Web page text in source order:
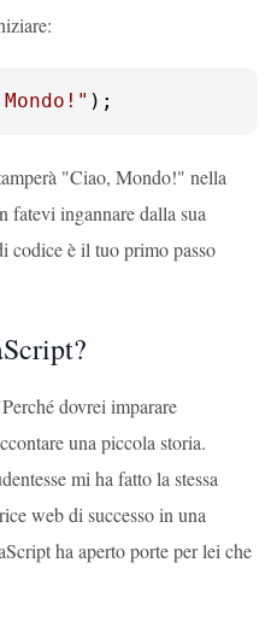
);
"Ciao, Mondo!" nella
fatevi ingannare dalla sua
codice è il tuo primo passo
dovrei imparare
una piccola storia.
mi ha fatto la stessa
web di successo in una
ha aperto porte per lei che